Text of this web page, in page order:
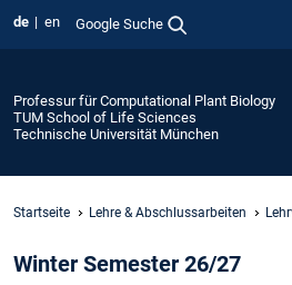
de en Google Suche
Professur für Computational Plant Biology
TUM School of Life Sciences
Technische Universität München
Startseite Lehre & Abschlussarbeiten
Winter Semester 26/27